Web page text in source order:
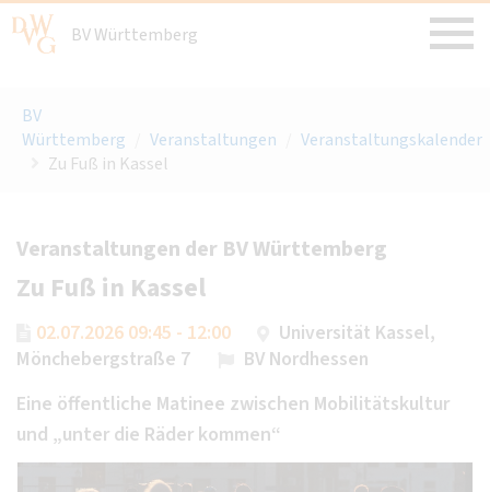
BV Württemberg
BV
Württemberg
Veranstaltungen
Veranstaltungskalender
Zu Fuß in Kassel
Veranstaltungen der BV Württemberg
Zu Fuß in Kassel
02.07.2026 09:45 - 12:00
Universität Kassel,
Mönchebergstraße 7
BV Nordhessen
Eine öffentliche Matinee zwischen Mobilitätskultur
und „unter die Räder kommen“